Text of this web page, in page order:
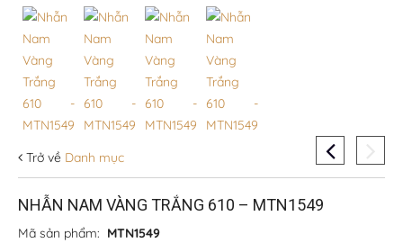
Trở về Danh mục
NHẪN NAM VÀNG TRẮNG 610 – MTN1549
Mã sản phẩm: MTN1549